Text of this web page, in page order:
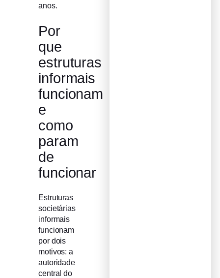
anos.
Por
que
estruturas
informais
funcionam
e
como
param
de
funcionar
Estruturas
societárias
informais
funcionam
por dois
motivos: a
autoridade
central do